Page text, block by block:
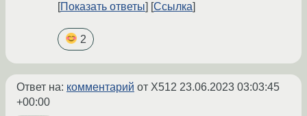
Показать ответы
Ссылка
2
Ответ на: комментарий от X512 23.06.2023 03:03:45
+00:00